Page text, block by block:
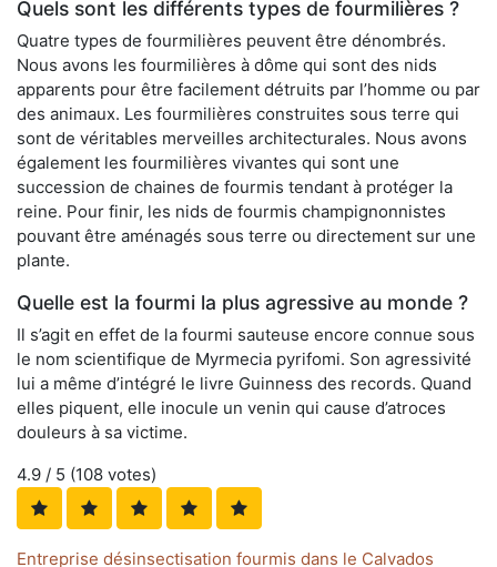
Quels sont les différents types de fourmilières ?
Quatre types de fourmilières peuvent être dénombrés.
Nous avons les fourmilières à dôme qui sont des nids
apparents pour être facilement détruits par l’homme ou par
des animaux. Les fourmilières construites sous terre qui
sont de véritables merveilles architecturales. Nous avons
également les fourmilières vivantes qui sont une
succession de chaines de fourmis tendant à protéger la
reine. Pour finir, les nids de fourmis champignonnistes
pouvant être aménagés sous terre ou directement sur une
plante.
Quelle est la fourmi la plus agressive au monde ?
Il s’agit en effet de la fourmi sauteuse encore connue sous
le nom scientifique de Myrmecia pyrifomi. Son agressivité
lui a même d’intégré le livre Guinness des records. Quand
elles piquent, elle inocule un venin qui cause d’atroces
douleurs à sa victime.
4.9 / 5 (108 votes)
Entreprise désinsectisation fourmis dans le Calvados